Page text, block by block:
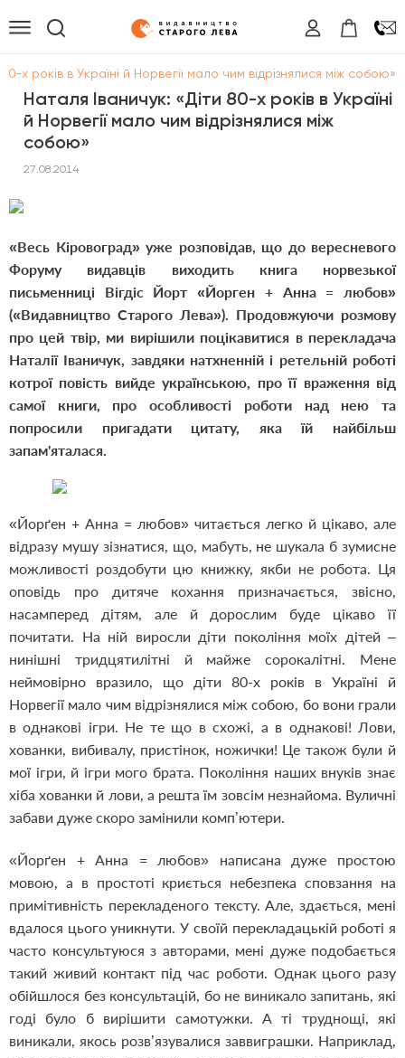
х років в Україні й Норвегії мало чим відрізнялися між собою»
Наталя Іваничук: «Діти 80-х років в Україні
й Норвегії мало чим відрізнялися між
собою»
27.08.2014
«Весь Кіровоград» уже розповідав, що до вересневого
Форуму видавців виходить книга норвезької
письменниці Вігдіс Йорт «Йорген + Анна = любов»
(«Видавництво Старого Лева»). Продовжуючи розмову
про цей твір, ми вирішили поцікавитися в перекладача
Наталії Іваничук, завдяки натхненній і ретельній роботі
котрої повість вийде українською, про її враження від
самої книги, про особливості роботи над нею та
попросили пригадати цитату, яка їй найбільш
запам'яталася.
«Йорґен + Анна = любов» читається легко й цікаво, але
відразу мушу зізнатися, що, мабуть, не шукала б зумисне
можливості роздобути цю книжку, якби не робота. Ця
оповідь про дитяче кохання призначається, звісно,
насамперед дітям, але й дорослим буде цікаво її
почитати. На ній виросли діти покоління моїх дітей –
нинішні тридцятилітні й майже сорокалітні. Мене
неймовірно вразило, що діти 80-х років в Україні й
Норвегії мало чим відрізнялися між собою, бо вони грали
в однакові ігри. Не те що в схожі, а в однакові! Лови,
хованки, вибивалу, пристінок, ножички! Це також були й
мої ігри, й ігри мого брата. Покоління наших внуків знає
хіба хованки й лови, а решта їм зовсім незнайома. Вуличні
забави дуже скоро замінили комп’ютери.
«Йорґен + Анна = любов» написана дуже простою
мовою, а в простоті криється небезпека сповзання на
примітивність перекладеного тексту. Але, здається, мені
вдалося цього уникнути. У своїй перекладацькій роботі я
часто консультуюся з авторами, мені дуже подобається
такий живий контакт під час роботи. Однак цього разу
обійшлося без консультацій, бо не виникало запитань, які
годі було б вирішити самотужки. А ті труднощі, які
виникали, якось розв’язувалися заввиграшки. Наприклад,